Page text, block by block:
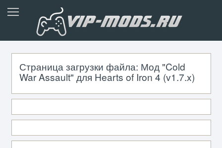
Страница загрузки файла: Мод "Cold
War Assault" для Hearts of Iron 4 (v1.7.x)